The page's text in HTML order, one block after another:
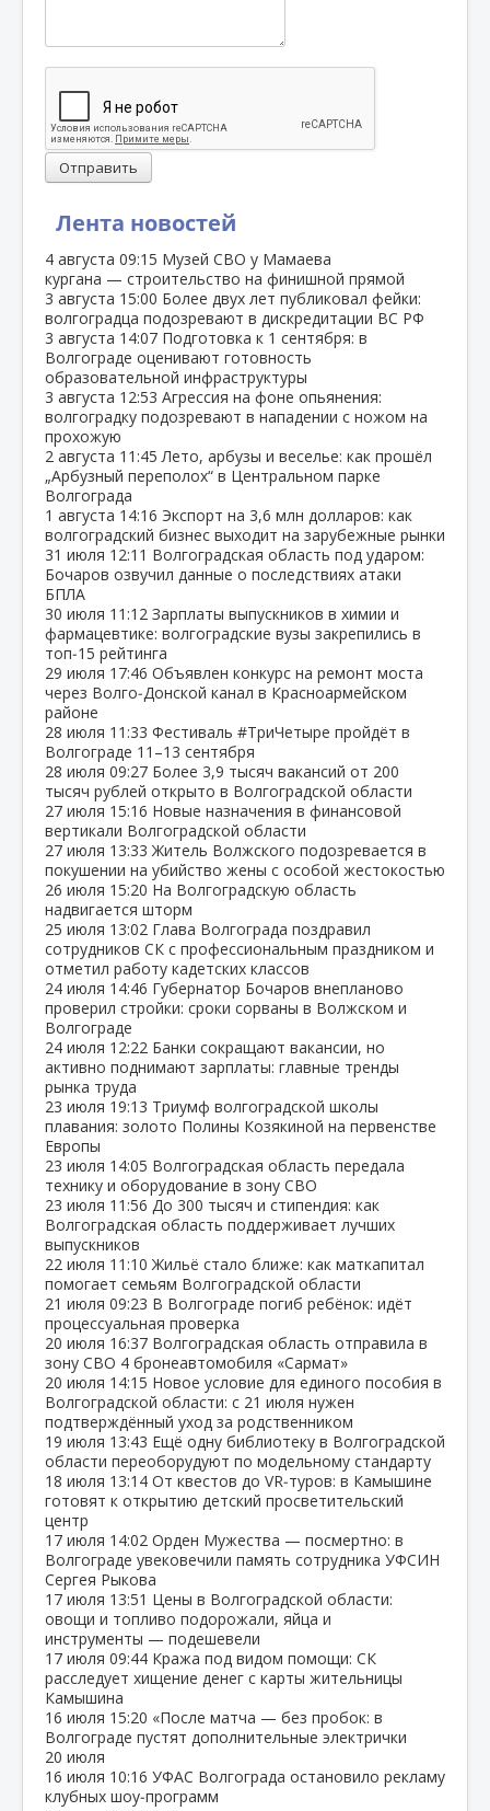
Лента новостей
4 августа 09:15 Музей СВО у Мамаева
кургана — строительство на финишной прямой
3 августа 15:00 Более двух лет публиковал фейки:
волгоградца подозревают в дискредитации ВС РФ
3 августа 14:07 Подготовка к 1 сентября: в
Волгограде оценивают готовность
образовательной инфраструктуры
3 августа 12:53 Агрессия на фоне опьянения:
волгоградку подозревают в нападении с ножом на
прохожую
2 августа 11:45 Лето, арбузы и веселье: как прошёл
„Арбузный переполох“ в Центральном парке
Волгограда
1 августа 14:16 Экспорт на 3,6 млн долларов: как
волгоградский бизнес выходит на зарубежные рынки
31 июля 12:11 Волгоградская область под ударом:
Бочаров озвучил данные о последствиях атаки
БПЛА
30 июля 11:12 Зарплаты выпускников в химии и
фармацевтике: волгоградские вузы закрепились в
топ‑15 рейтинга
29 июля 17:46 Объявлен конкурс на ремонт моста
через Волго‑Донской канал в Красноармейском
районе
28 июля 11:33 Фестиваль #ТриЧетыре пройдёт в
Волгограде 11–13 сентября
28 июля 09:27 Более 3,9 тысяч вакансий от 200
тысяч рублей открыто в Волгоградской области
27 июля 15:16 Новые назначения в финансовой
вертикали Волгоградской области
27 июля 13:33 Житель Волжского подозревается в
покушении на убийство жены с особой жестокостью
26 июля 15:20 На Волгоградскую область
надвигается шторм
25 июля 13:02 Глава Волгограда поздравил
сотрудников СК с профессиональным праздником и
отметил работу кадетских классов
24 июля 14:46 Губернатор Бочаров внепланово
проверил стройки: сроки сорваны в Волжском и
Волгограде
24 июля 12:22 Банки сокращают вакансии, но
активно поднимают зарплаты: главные тренды
рынка труда
23 июля 19:13 Триумф волгоградской школы
плавания: золото Полины Козякиной на первенстве
Европы
23 июля 14:05 Волгоградская область передала
технику и оборудование в зону СВО
23 июля 11:56 До 300 тысяч и стипендия: как
Волгоградская область поддерживает лучших
выпускников
22 июля 11:10 Жильё стало ближе: как маткапитал
помогает семьям Волгоградской области
21 июля 09:23 В Волгограде погиб ребёнок: идёт
процессуальная проверка
20 июля 16:37 Волгоградская область отправила в
зону СВО 4 бронеавтомобиля «Сармат»
20 июля 14:15 Новое условие для единого пособия в
Волгоградской области: с 21 июля нужен
подтверждённый уход за родственником
19 июля 13:43 Ещё одну библиотеку в Волгоградской
области переоборудуют по модельному стандарту
18 июля 13:14 От квестов до VR‑туров: в Камышине
готовят к открытию детский просветительский
центр
17 июля 14:02 Орден Мужества — посмертно: в
Волгограде увековечили память сотрудника УФСИН
Сергея Рыкова
17 июля 13:51 Цены в Волгоградской области:
овощи и топливо подорожали, яйца и
инструменты — подешевели
17 июля 09:44 Кража под видом помощи: СК
расследует хищение денег с карты жительницы
Камышина
16 июля 15:20 «После матча — без пробок: в
Волгограде пустят дополнительные электрички
20 июля
16 июля 10:16 УФАС Волгограда остановило рекламу
клубных шоу‑программ
Отправить